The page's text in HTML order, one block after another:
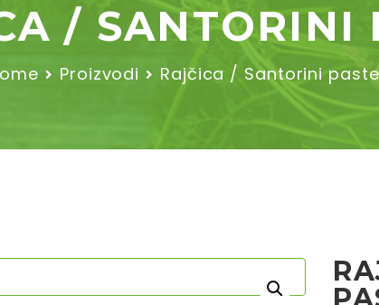
/ SANTORINI
Proizvodi Rajčica / Santorini paste